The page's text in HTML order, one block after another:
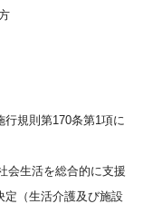
行規則第170条第1項に
会生活を総合的に支援
定（生活介護及び施設